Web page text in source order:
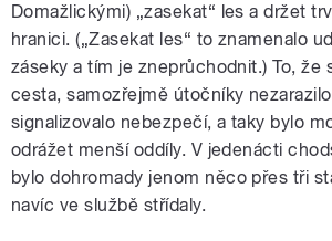
Domažlickými) „zasekat“ les a držet
hranici. („Zasekat les“ to znamenalo
záseky a tím je zneprůchodnit.) To, že
cesta, samozřejmě útočníky
signalizovalo nebezpečí, a taky bylo
odrážet menší oddíly. V jedenácti
bylo dohromady jenom něco přes tři
navíc ve službě střídaly.